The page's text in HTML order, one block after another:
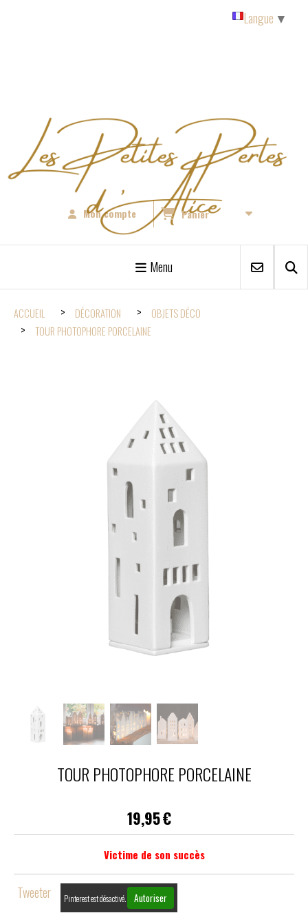
Mon compte Panier
Menu
ACCUEIL DÉCORATION
OBJETS DÉCO
TOUR PHOTOPHORE PORCELAINE
TOUR PHOTOPHORE PORCELAINE
19,95€
Victime de son succès
Tweeter Pinterest est désactivé. Autoriser
Langue ▼